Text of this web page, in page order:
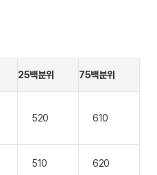
25백분위 75백분위
520 610
510 620